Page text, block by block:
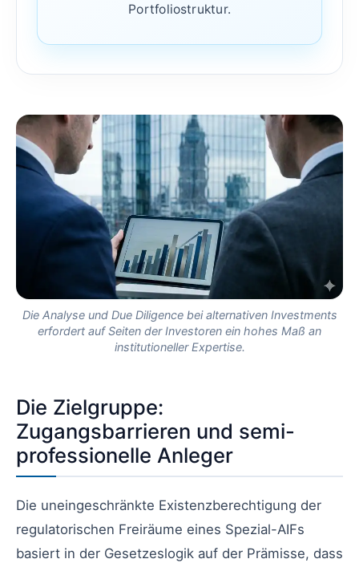
Portfoliostruktur.
Die Analyse und Due Diligence bei alternativen Investments
erfordert auf Seiten der Investoren ein hohes Maß an
institutioneller Expertise.
Die Zielgruppe:
Zugangsbarrieren und semi-
professionelle Anleger
Die uneingeschränkte Existenzberechtigung der
regulatorischen Freiräume eines Spezial-AIFs
basiert in der Gesetzeslogik auf der Prämisse, dass